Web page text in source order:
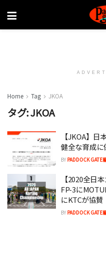
Home Tag JKOA
タグ:JKOA
【JKOA】
健全な育成
BY PADDOCK GATE
【2020全日
FP-3に
にKTCが協賛
BY PADDOCK GATE